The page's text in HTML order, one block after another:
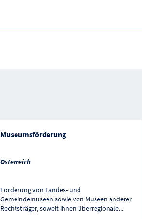
Museumsförderung
Österreich
Förderung von Landes- und
Gemeindemuseen sowie von Museen anderer
Rechtsträger, soweit ihnen überregionale...